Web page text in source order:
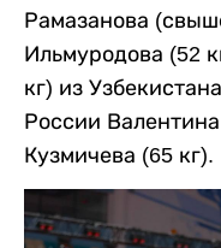
Рамазанова
Ильмуродова (52
кг) из
России
Кузмичева (65 кг).